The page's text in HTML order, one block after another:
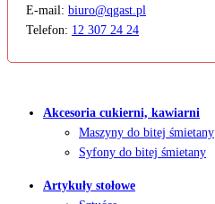
E-mail: biuro@qgast.pl
Telefon: 12 307 24 24
Akcesoria cukierni, kawiarni
Maszyny do bitej śmietany
Syfony do bitej śmietany
Artykuły stołowe